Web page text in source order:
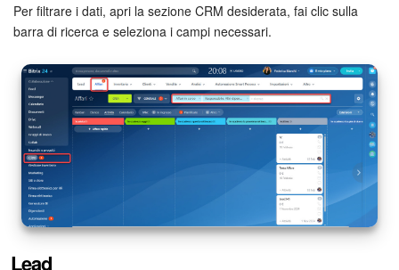
Gruppi di lavoro
Incarichi e progetti
Progetti IA
CRM
Prenotazione online
Contact Center
Per filtrare i dati, apri la sezione CRM desiderata, fai clic sulla
barra di ricerca e seleziona i campi necessari.
Lead